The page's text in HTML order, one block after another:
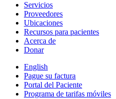
Servicios
Proveedores
Ubicaciones
Recursos para pacientes
Acerca de
Donar
English
Pague su factura
Portal del Paciente
Programa de tarifas móviles